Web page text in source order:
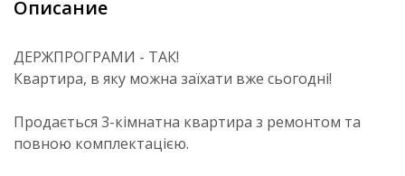
Описание
ДЕРЖПРОГРАМИ - ТАК!
Квартира, в яку можна заїхати вже сьогодні!
Продається 3-кімнатна квартира з ремонтом та
повною комплектацією.